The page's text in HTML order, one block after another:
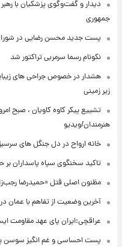
دیدار و گفت‌وگوی پزشکیان با
جمهوری
پست جدید محسن رضایی در شورای
نکونام رسما سرمربی تراکتور شد
هشدار در خصوص جراحی های زیبایی:
زیر زمینی
تشییع پیکر کاوه کاویان ، صبح
هنرمندان/ویدیو
خانه ارواح در دل جنگل های سرسبز
تاکید سخنگوی سپاه پاسداران بر
مظنون اصلی قتل «حمیدرضا
آخرین وضعیت از تفاهم با عمان
عراقچی:ایران پای عهد مقاومت
پست احساسی و غم انگیز سوسن